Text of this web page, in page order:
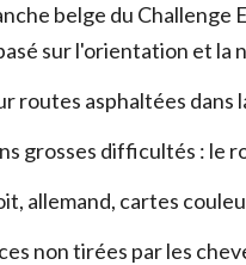
belge du
sur l'orientation et la
routes asphaltées dans
grosses difficultés : le
allemand, cartes
non tirées par les